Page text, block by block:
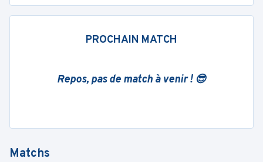
PROCHAIN MATCH
Repos, pas de match à venir ! 😎
Matchs